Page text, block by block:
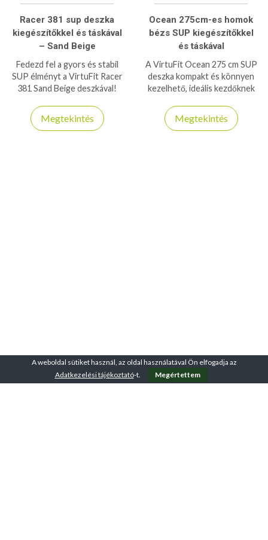
Racer 381 sup deszka
kiegészítőkkel és táskával
– Sand Beige
Fedezd fel a gyors és stabil
SUP élményt a VirtuFit Racer
381 Sand Beige deszkával!
tartozékszett és hordtáska
egy csomagban – ideális
Megtekintés
Ocean 275cm-es homok
bézs SUP kiegészítőkkel
és táskával
A VirtuFit Ocean 275 cm SUP
deszka kompakt és könnyen
kezelhető, ideális kezdőknek
evezéshez és pihenéshez.
Megtekintés
A weboldal sütiket használ, az oldal használatával Ön elfogadja az
Adatkezelési tájékoztató-t. Megértettem